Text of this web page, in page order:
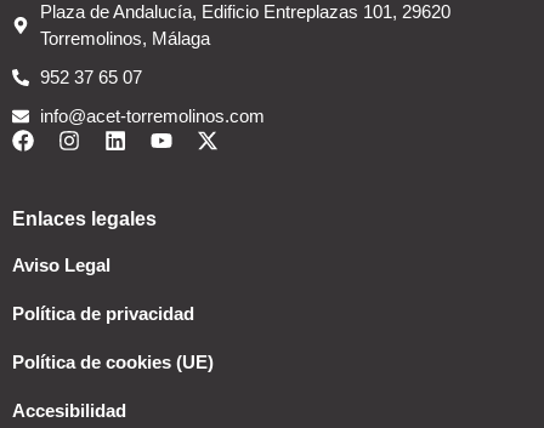
Plaza de Andalucía, Edificio Entreplazas 101, 29620
Torremolinos, Málaga
952 37 65 07
info@acet-torremolinos.com
Enlaces legales
Aviso Legal
Política de privacidad
Política de cookies (UE)
Accesibilidad